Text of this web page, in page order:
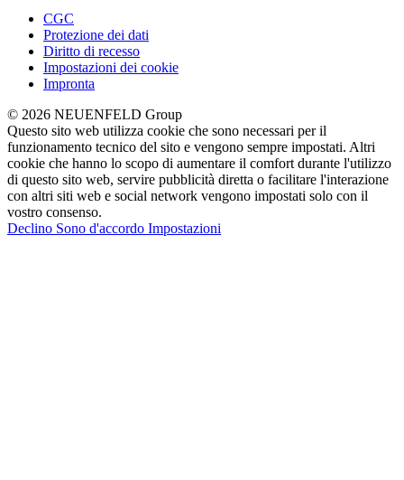
CGC
Protezione dei dati
Diritto di recesso
Impostazioni dei cookie
Impronta
© 2026 NEUENFELD Group
Questo sito web utilizza cookie che sono necessari per il
funzionamento tecnico del sito e vengono sempre impostati. Altri
cookie che hanno lo scopo di aumentare il comfort durante l'utilizzo
di questo sito web, servire pubblicità diretta o facilitare l'interazione
con altri siti web e social network vengono impostati solo con il
vostro consenso.
Declino Sono d'accordo Impostazioni